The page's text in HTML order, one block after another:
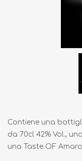
Contiene una
da 70cl 42% Vol.,
una Taste OF